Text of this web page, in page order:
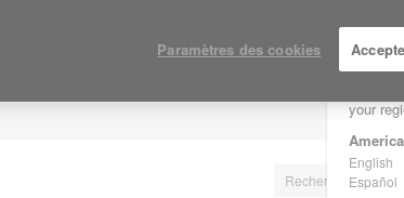
Are
your
English
Español
Paramètres des cookies